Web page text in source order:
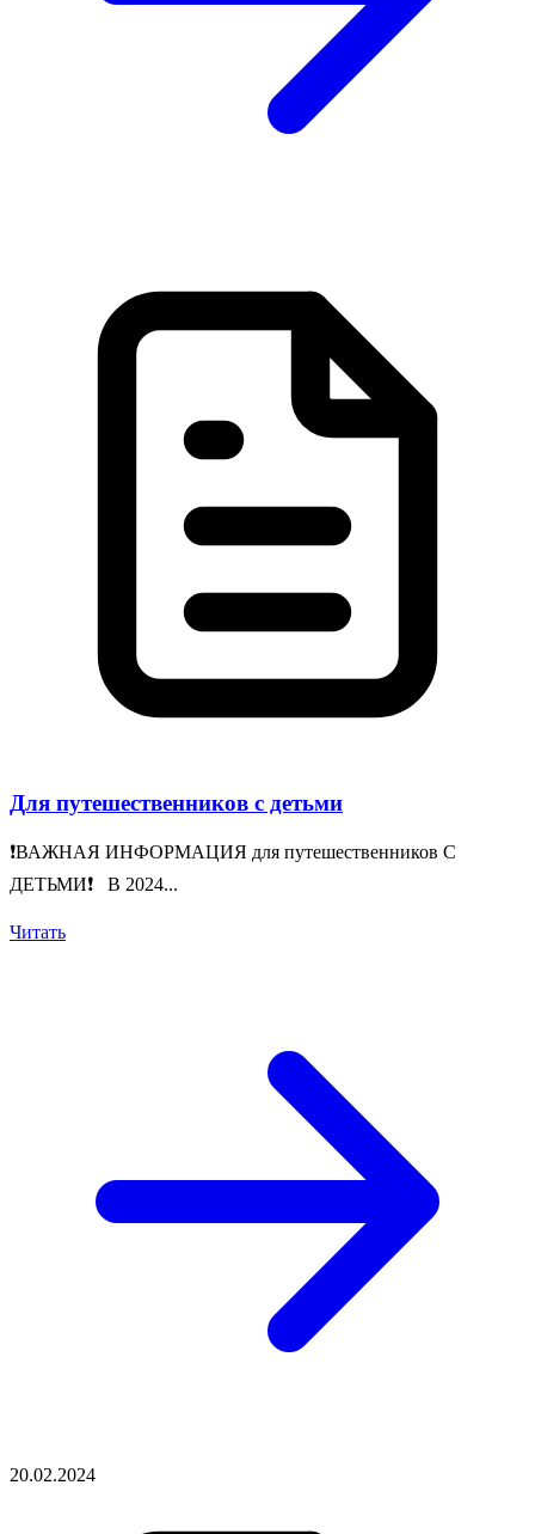
Для путешественников с детьми
❗️ВАЖНАЯ ИНФОРМАЦИЯ для путешественников С
ДЕТЬМИ❗️ В 2024...
Читать
20.02.2024